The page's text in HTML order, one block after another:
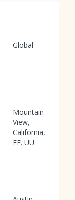
Global
Mountain
View,
California,
EE. UU.